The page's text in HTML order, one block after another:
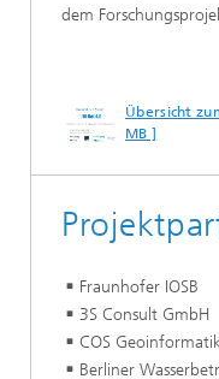
dem
Übersicht
MB ]
Fraunhofer IOSB
3S Consult GmbH
COS
Berliner